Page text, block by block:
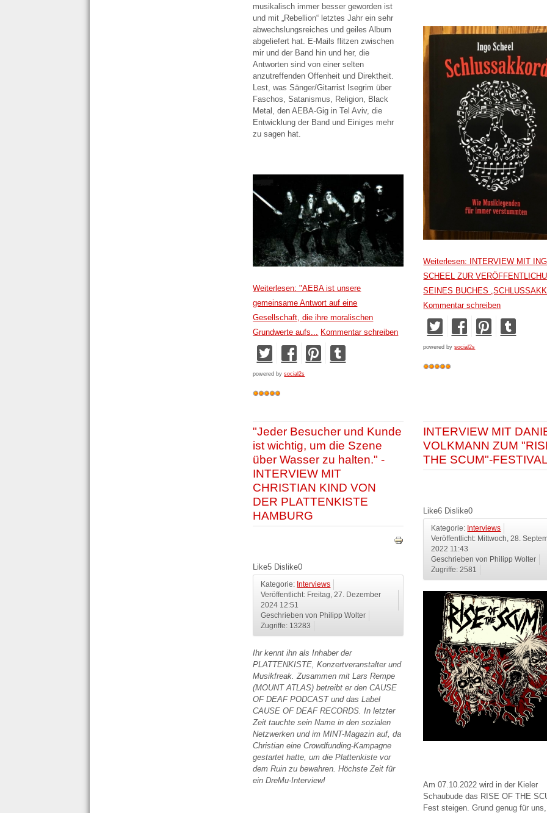
musikalisch immer besser geworden ist
und mit „Rebellion“ letztes Jahr ein sehr
abwechslungsreiches und geiles Album
abgeliefert hat. E-Mails flitzen zwischen
mir und der Band hin und her, die
Antworten sind von einer selten
anzutreffenden Offenheit und Direktheit.
Lest, was Sänger/Gitarrist Isegrim über
Faschos, Satanismus, Religion, Black
Metal, den AEBA-Gig in Tel Aviv, die
Entwicklung der Band und Einiges mehr
zu sagen hat.
Weiterlesen: "AEBA ist unsere
gemeinsame Antwort auf eine
Gesellschaft, die ihre moralischen
Grundwerte aufs... Kommentar schreiben
powered bysocial2s
Weiterlesen: INTERVIEW MIT
SCHEEL ZUR
SEINES BUCHES
Kommentar schreiben
powered bysocial2s
"Jeder Besucher und Kunde
ist wichtig, um die Szene
über Wasser zu halten." -
INTERVIEW MIT
CHRISTIAN KIND VON
DER PLATTENKISTE
HAMBURG
Like5 Dislike0
Kategorie: Interviews
Veröffentlicht: Freitag, 27. Dezember
2024 12:51
Geschrieben von Philipp Wolter
Zugriffe: 13283
Ihr kennt ihn als Inhaber der
PLATTENKISTE, Konzertveranstalter und
Musikfreak. Zusammen mit Lars Rempe
(MOUNT ATLAS) betreibt er den CAUSE
OF DEAF PODCAST und das Label
CAUSE OF DEAF RECORDS. In letzter
Zeit tauchte sein Name in den sozialen
Netzwerken und im MINT-Magazin auf, da
Christian eine Crowdfunding-Kampagne
gestartet hatte, um die Plattenkiste vor
dem Ruin zu bewahren. Höchste Zeit für
ein DreMu-Interview!
INTERVIEW MIT
VOLKMANN ZUM
THE SCUM"-
Like6 Dislike0
Kategorie: Interviews
Veröffentlicht: Mittwoch, 28.
2022 11:43
Geschrieben von Philipp Wolter
Zugriffe: 2581
Am 07.10.2022 wird in der Kieler
Schaubude das RISE OF THE
Fest steigen. Grund genug für uns,